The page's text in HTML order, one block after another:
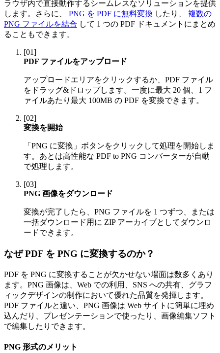
ラウザ内で直接動作するシームレスなソリューションを提供
します。さらに、
PNG を PDF に無料変換 したり、
複数の
PNG ファイルを結合 して 1 つの PDF ドキュメントにまとめ
ることもできます。
[01]
PDF ファイルをアップロード
アップロードエリアをクリックするか、PDF ファイル
をドラッグ&ドロップします。一度に最大 20 個、1 フ
ァイルあたり最大 100MB の PDF を変換できます。
[02]
変換を開始
「PNG に変換」ボタンをクリックして処理を開始しま
す。あとは高性能な PDF to PNG コンバーターが自動
で処理します。
[03]
PNG 画像をダウンロード
変換が完了したら、PNG ファイルを 1 つずつ、または
一括ダウンロード用に ZIP アーカイブとしてダウンロ
ードできます。
なぜ PDF を PNG に変換するのか？
PDF を PNG に変換することが欠かせない場面は数多くあり
ます。PNG 画像は、Web での利用、SNS への共有、グラフ
ィックデザインの制作において優れた品質を発揮します。
PDF ファイルと違い、PNG 画像は Web サイトに簡単に埋め
込んだり、プレゼンテーションで使ったり、画像編集ソフト
で編集したりできます。
PNG 形式のメリット